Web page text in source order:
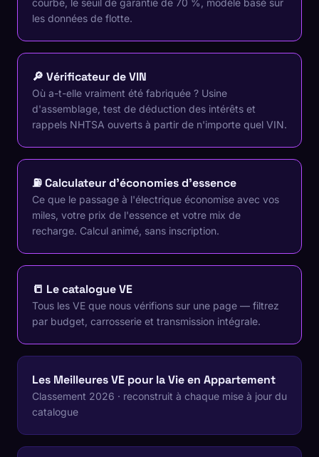
courbe, le seuil de garantie de 70 %, modèle basé sur
les données de flotte.
🔎 Vérificateur de VIN
Où a-t-elle vraiment été fabriquée ? Usine
d'assemblage, test de déduction des intérêts et
rappels NHTSA ouverts à partir de n'importe quel VIN.
⛽ Calculateur d'économies d'essence
Ce que le passage à l'électrique économise avec vos
miles, votre prix de l'essence et votre mix de
recharge. Calcul animé, sans inscription.
📒 Le catalogue VE
Tous les VE que nous vérifions sur une page — filtrez
par budget, carrosserie et transmission intégrale.
Les Meilleures VE pour la Vie en Appartement
Classement 2026 · reconstruit à chaque mise à jour du
catalogue